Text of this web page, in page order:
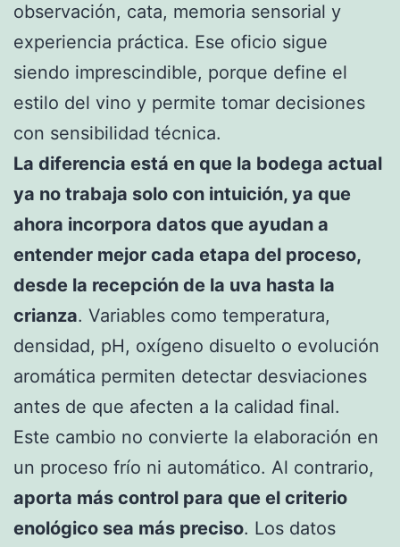
observación, cata, memoria sensorial y
experiencia práctica. Ese oficio sigue
siendo imprescindible, porque define el
estilo del vino y permite tomar decisiones
con sensibilidad técnica.
La diferencia está en que la bodega actual
ya no trabaja solo con intuición, ya que
ahora incorpora datos que ayudan a
entender mejor cada etapa del proceso,
desde la recepción de la uva hasta la
crianza. Variables como temperatura,
densidad, pH, oxígeno disuelto o evolución
aromática permiten detectar desviaciones
antes de que afecten a la calidad final.
Este cambio no convierte la elaboración en
un proceso frío ni automático. Al contrario,
aporta más control para que el criterio
enológico sea más preciso. Los datos